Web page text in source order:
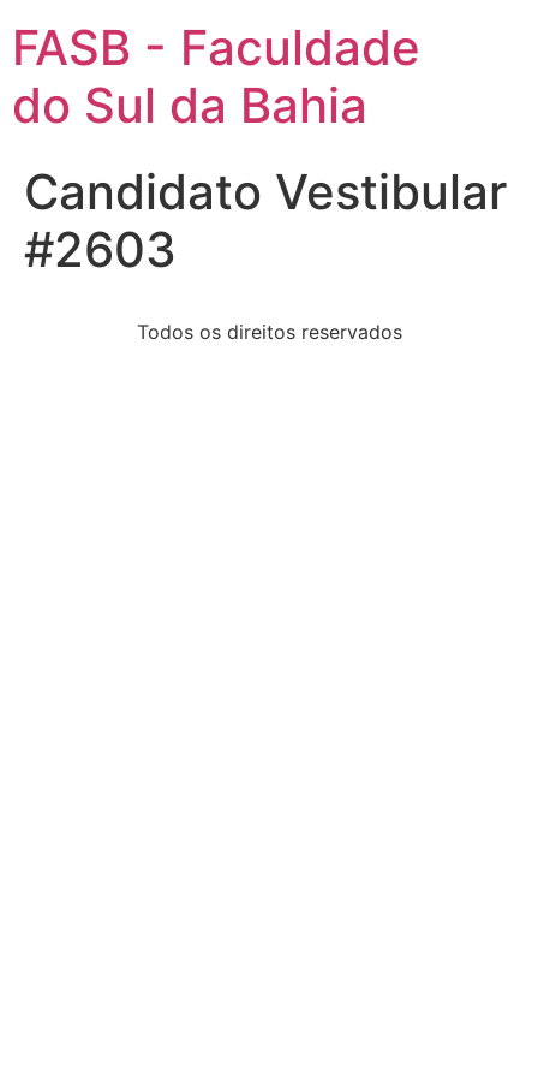
FASB - Faculdade
do Sul da Bahia
Candidato Vestibular
#2603
Todos os direitos reservados